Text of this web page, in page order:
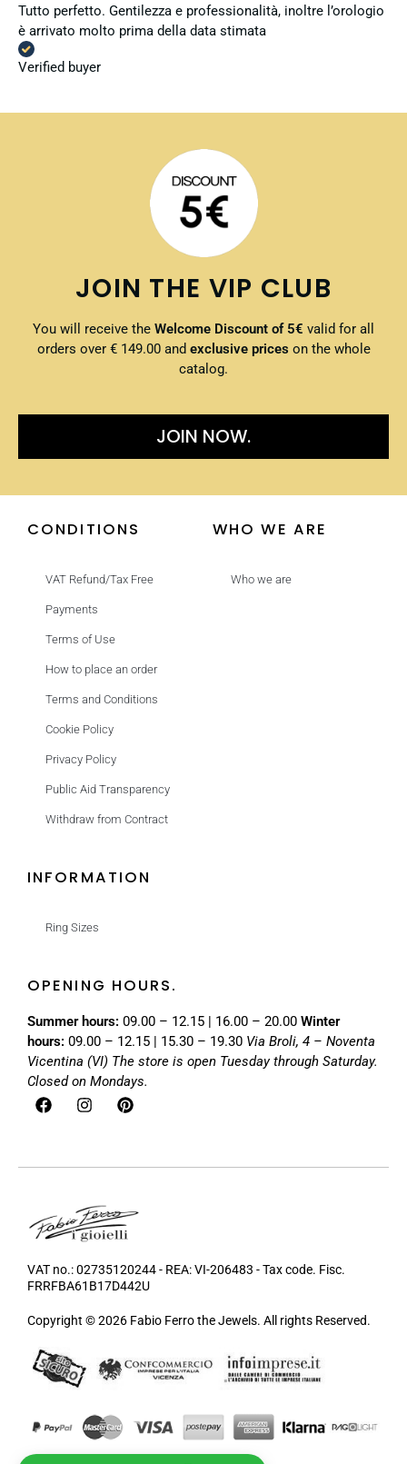
Tutto perfetto. Gentilezza e professionalità, inoltre l’orologio
è arrivato molto prima della data stimata
Verified buyer
JOIN THE VIP CLUB
You will receive the Welcome Discount of 5€ valid for all
orders over € 149.00 and exclusive prices on the whole
catalog.
JOIN NOW.
CONDITIONS
VAT Refund/Tax Free
Payments
Terms of Use
How to place an order
Terms and Conditions
Cookie Policy
Privacy Policy
Public Aid Transparency
Withdraw from Contract
WHO WE ARE
Who we are
INFORMATION
Ring Sizes
OPENING HOURS.
Summer hours: 09.00 – 12.15 | 16.00 – 20.00 Winter
hours: 09.00 – 12.15 | 15.30 – 19.30 Via Broli, 4 – Noventa
Vicentina (VI) The store is open Tuesday through Saturday.
Closed on Mondays.
VAT no.: 02735120244 - REA: VI-206483 - Tax code. Fisc.
FRRFBA61B17D442U
Copyright © 2026 Fabio Ferro the Jewels. All rights Reserved.